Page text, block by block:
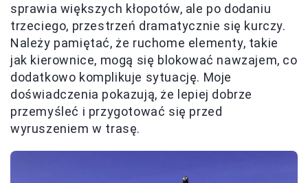
sprawia większych kłopotów, ale po dodaniu
trzeciego, przestrzeń dramatycznie się kurczy.
Należy pamiętać, że ruchome elementy, takie
jak kierownice, mogą się blokować nawzajem, co
dodatkowo komplikuje sytuację. Moje
doświadczenia pokazują, że lepiej dobrze
przemyśleć i przygotować się przed
wyruszeniem w trasę.